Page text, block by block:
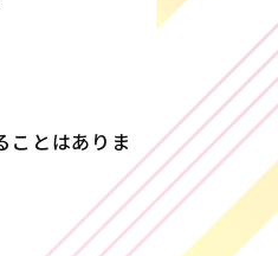
ことはありま